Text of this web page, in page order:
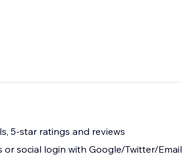
5-star ratings and reviews
social login with Google/Twitter/Email